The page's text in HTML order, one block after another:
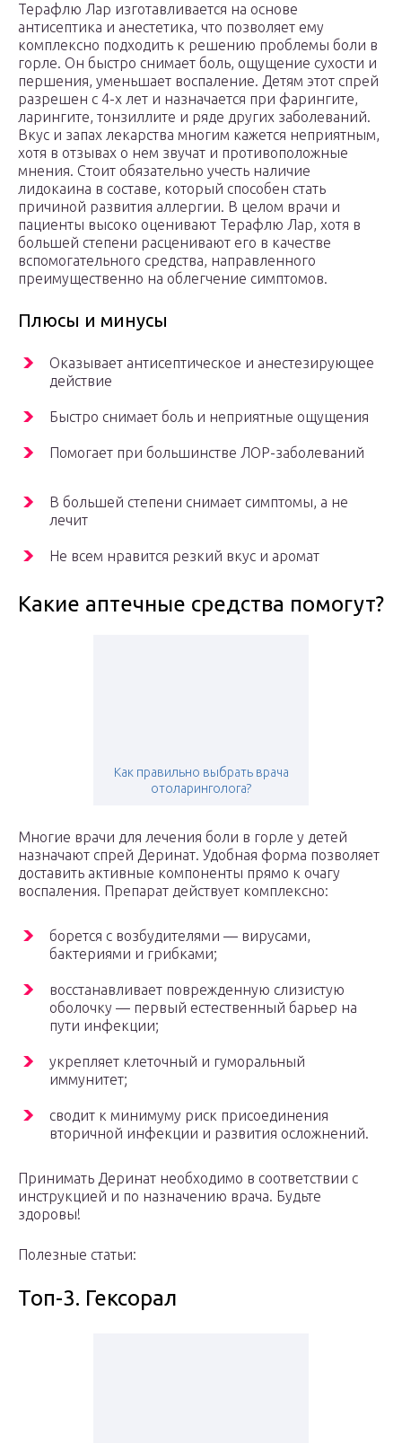
Терафлю Лар изготавливается на основе
антисептика и анестетика, что позволяет ему
комплексно подходить к решению проблемы боли в
горле. Он быстро снимает боль, ощущение сухости и
першения, уменьшает воспаление. Детям этот спрей
разрешен с 4-х лет и назначается при фарингите,
ларингите, тонзиллите и ряде других заболеваний.
Вкус и запах лекарства многим кажется неприятным,
хотя в отзывах о нем звучат и противоположные
мнения. Стоит обязательно учесть наличие
лидокаина в составе, который способен стать
причиной развития аллергии. В целом врачи и
пациенты высоко оценивают Терафлю Лар, хотя в
большей степени расценивают его в качестве
вспомогательного средства, направленного
преимущественно на облегчение симптомов.
Плюсы и минусы
Оказывает антисептическое и анестезирующее
действие
Быстро снимает боль и неприятные ощущения
Помогает при большинстве ЛОР-заболеваний
В большей степени снимает симптомы, а не
лечит
Не всем нравится резкий вкус и аромат
Какие аптечные средства помогут?
Как правильно выбрать врача
отоларинголога?
Многие врачи для лечения боли в горле у детей
назначают спрей Деринат. Удобная форма позволяет
доставить активные компоненты прямо к очагу
воспаления. Препарат действует комплексно:
борется с возбудителями — вирусами,
бактериями и грибками;
восстанавливает поврежденную слизистую
оболочку — первый естественный барьер на
пути инфекции;
укрепляет клеточный и гуморальный
иммунитет;
сводит к минимуму риск присоединения
вторичной инфекции и развития осложнений.
Принимать Деринат необходимо в соответствии с
инструкцией и по назначению врача. Будьте
здоровы!
Полезные статьи:
Топ-3. Гексорал